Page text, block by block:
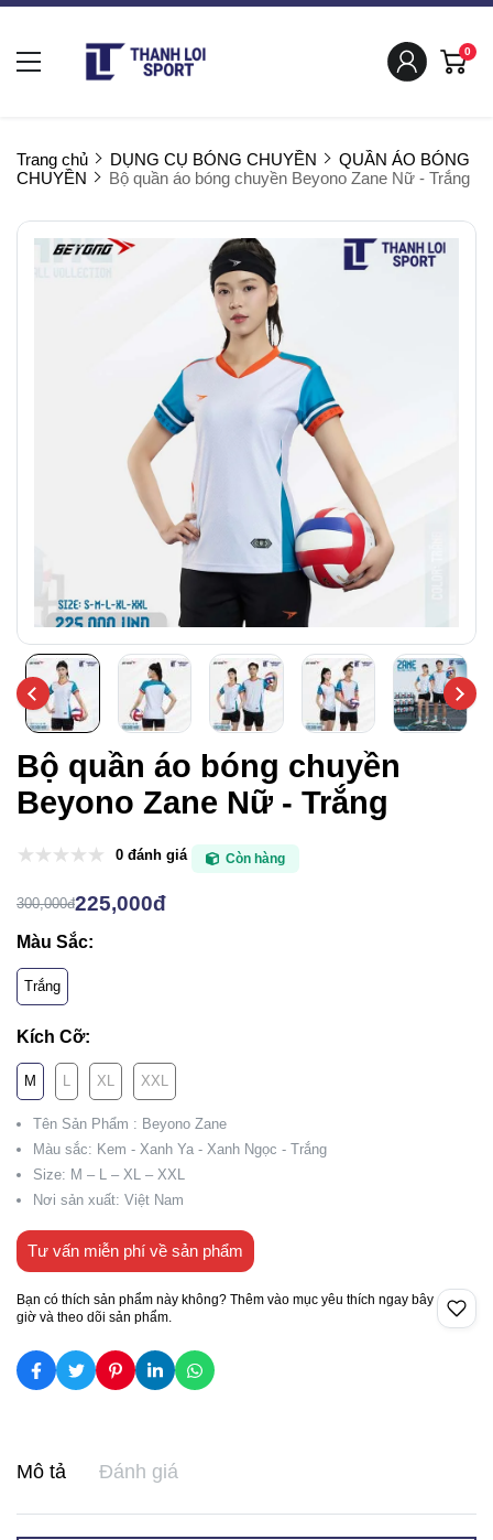
0
Trang chủ DỤNG CỤ BÓNG CHUYỀN
QUẦN ÁO BÓNG
CHUYỀN
Bộ quần áo bóng chuyền Beyono Zane Nữ - Trắng
Bộ quần áo bóng chuyền
Beyono Zane Nữ - Trắng
0 đánh giá Còn hàng
300,000đ225,000đ
Màu Sắc:
Trắng
Kích Cỡ:
M L XL XXL
Tên Sản Phẩm : Beyono Zane
Màu sắc: Kem - Xanh Ya - Xanh Ngọc - Trắng
Size: M – L – XL – XXL
Nơi sản xuất: Việt Nam
Tư vấn miễn phí về sản phẩm
Bạn có thích sản phẩm này không? Thêm vào mục yêu thích ngay bây
giờ và theo dõi sản phẩm.
Mô tả Đánh giá